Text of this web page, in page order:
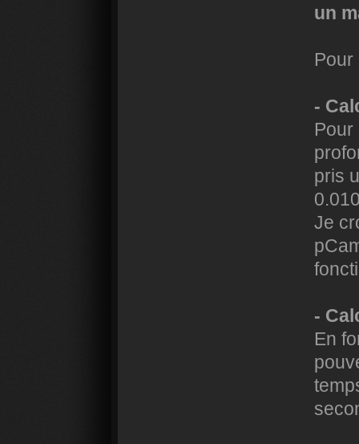
un
Pour
-
pris
Je
-
En